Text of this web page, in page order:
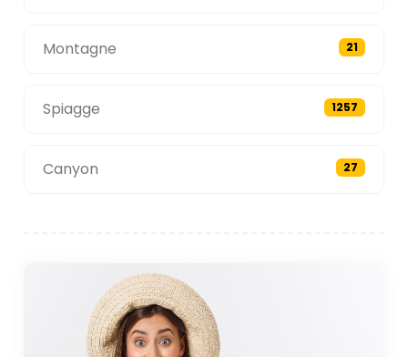
Montagne 21
Spiagge 1257
Canyon 27